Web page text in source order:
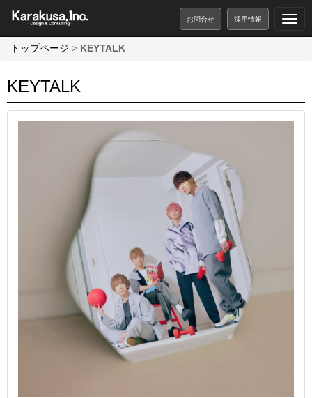
採用情報
お問合せ
トップページ > KEYTALK
KEYTALK